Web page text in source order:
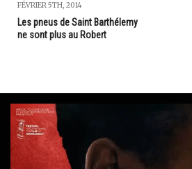
FÉVRIER 5TH, 2014
Les pneus de Saint Barthélemy
ne sont plus au Robert